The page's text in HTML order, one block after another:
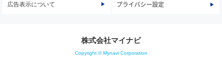
広告表示について プライバシー設定
株式会社マイナビ
Copyright © Mynavi Corporation